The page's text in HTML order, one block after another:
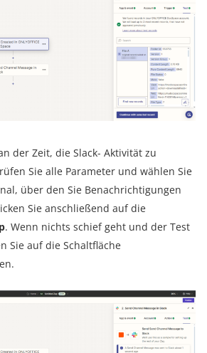
der Zeit, die Slack- Aktivität zu
Sie alle Parameter und wählen Sie
über den Sie Benachrichtigungen
Sie anschließend auf die
. Wenn nichts schief geht und der Test
Sie auf die Schaltfläche